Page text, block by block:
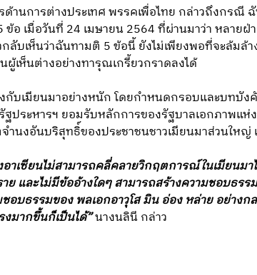
นการต่างประเทศ พรรคเพื่อไทย กล่าวถึงกรณี
เมื่อวันที่ 24 เมษายน 2564 ที่ผ่านมาว่า หลายฝ่า
บเห็นว่าฉันทามติ 5 ข้อนี้ ยังไม่เพียงพอที่จะล้มล้
เห็นต่างอย่างทารุณเกรี้ยวกราดลงได้
บเมียนมาอย่างหนัก โดยกำหนดกรอบและบทบัง
ประหารฯ ยอมรับหลักการของรัฐบาลเอกภาพแห่
จำนงอันบริสุทธิ์ของประชาชนชาวเมียนมาส่วนใหญ่
าเซียนไม่สามารถคลี่คลายวิกฤตการณ์ในเมียนม
และไม่มีข้ออ้างใดๆ สามารถสร้างความชอบธรร
อบธรรมของ พลเอกอาวุโส มิน อ่อง หล่าย อย่างก
มากขึ้นก็เป็นได้”นางนลินี กล่าว